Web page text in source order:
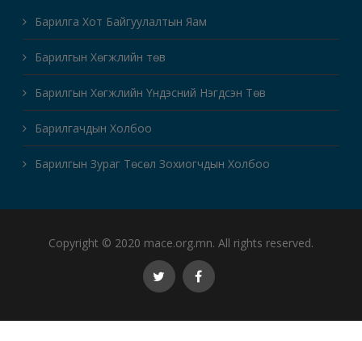
Барилга Хот Байгуулалтын Яам
Барилгын Хөгжлийн төв
Барилгын Хөгжлийн Үндэсний Нэгдсэн Төв
Барилгачдын Холбоо
Барилгын Зураг Төсөл Зохиогчдын Холбоо
Copyright © 2020 mace.org.mn. All rights reserved.